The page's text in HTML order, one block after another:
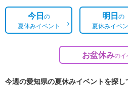
今日の
夏休みイベント
明日の
夏休みイベ
お盆休みのイ
今週の愛知県の夏休みイベントを探し